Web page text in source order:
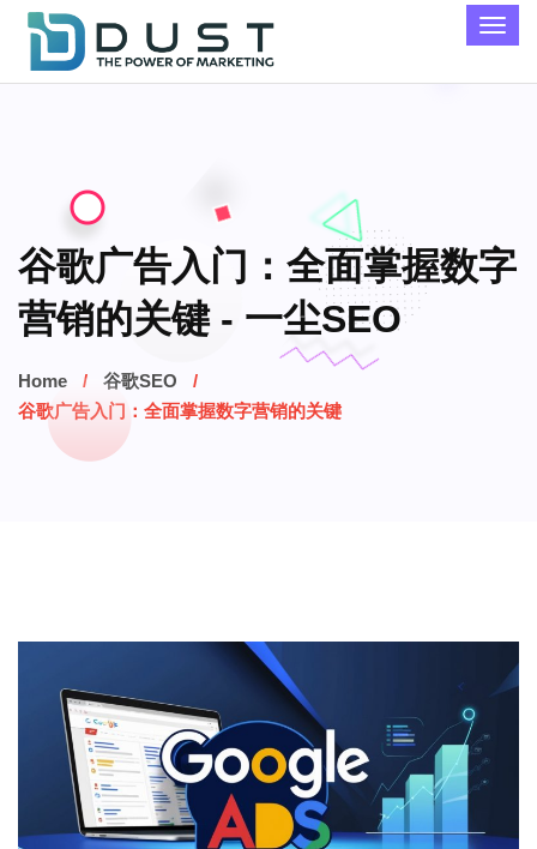
谷歌广告入门：全面掌握数字
营销的关键 - 一尘SEO
Home
谷歌SEO
谷歌广告入门：全面掌握数字营销的关键